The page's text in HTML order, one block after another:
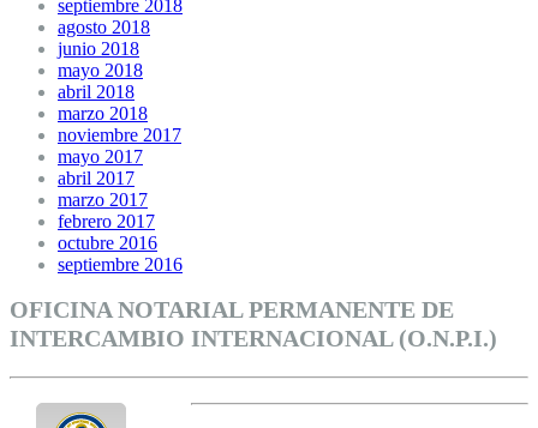
septiembre 2018
agosto 2018
junio 2018
mayo 2018
abril 2018
marzo 2018
noviembre 2017
mayo 2017
abril 2017
marzo 2017
febrero 2017
octubre 2016
septiembre 2016
OFICINA NOTARIAL PERMANENTE DE
INTERCAMBIO INTERNACIONAL (O.N.P.I.)